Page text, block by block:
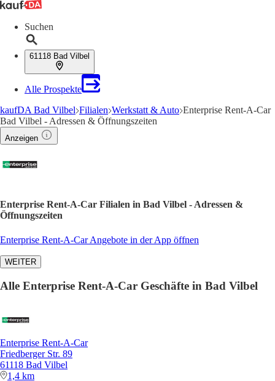
Suchen
61118 Bad Vilbel
Alle Prospekte
kaufDA Bad Vilbel Filialen Werkstatt & Auto Enterprise Rent-A-Car
Bad Vilbel - Adressen & Öffnungszeiten
Anzeigen
Enterprise Rent-A-Car Filialen in Bad Vilbel - Adressen &
Öffnungszeiten
Enterprise Rent-A-Car Angebote in der App öffnen
WEITER
Alle Enterprise Rent-A-Car Geschäfte in Bad Vilbel
Enterprise Rent-A-Car
Friedberger Str. 89
61118 Bad Vilbel
1,4 km